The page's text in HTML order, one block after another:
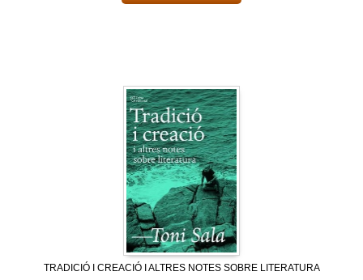
TRADICIÓ I CREACIÓ I ALTRES NOTES SOBRE LITERATURA